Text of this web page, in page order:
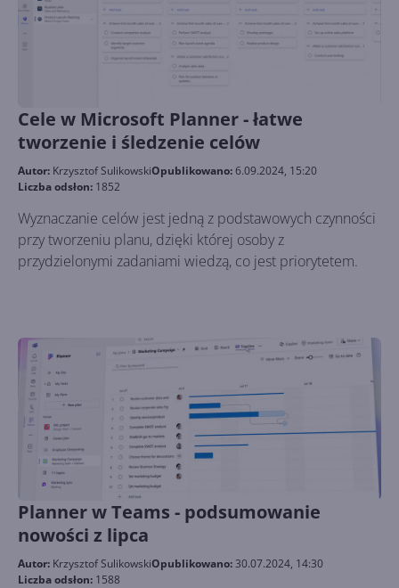
Cele w Microsoft Planner - łatwe
tworzenie i śledzenie celów
Autor: Krzysztof SulikowskiOpublikowano:6.09.2024, 15:20
Liczba odsłon: 1852
Wyznaczanie celów jest jedną z podstawowych czynności
przy tworzeniu planu, dzięki której osoby z
przydzielonymi zadaniami wiedzą, co jest priorytetem.
Planner w Teams - podsumowanie
nowości z lipca
Autor: Krzysztof SulikowskiOpublikowano:30.07.2024, 14:30
Liczba odsłon: 1588